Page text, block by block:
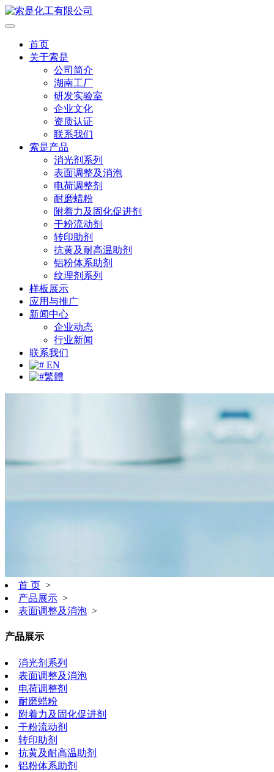
首页
关于索是
公司简介
湖南工厂
研发实验室
企业文化
资质认证
联系我们
索是产品
消光剂系列
表面调整及消泡
电荷调整剂
耐磨蜡粉
附着力及固化促进剂
干粉流动剂
转印助剂
抗黄及耐高温助剂
铝粉体系助剂
纹理剂系列
样板展示
应用与推广
新闻中心
企业动态
行业新闻
联系我们
EN
繁體
首 页 >
产品展示 >
表面调整及消泡 >
产品展示
消光剂系列
表面调整及消泡
电荷调整剂
耐磨蜡粉
附着力及固化促进剂
干粉流动剂
转印助剂
抗黄及耐高温助剂
铝粉体系助剂